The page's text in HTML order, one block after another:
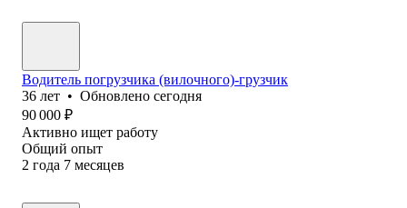
Водитель погрузчика (вилочного)-грузчик
36 лет • Обновлено сегодня
90 000 ₽
Активно ищет работу
Общий опыт
2 года 7 месяцев